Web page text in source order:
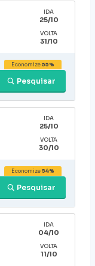
IDA
25/10
VOLTA
31/10
Pesquisar
Economize55%
IDA
25/10
VOLTA
30/10
Pesquisar
Economize54%
IDA
04/10
VOLTA
11/10